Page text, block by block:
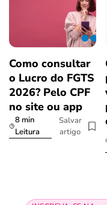
Como consultar
o Lucro do FGTS
2026? Pelo CPF
no site ou app
8 min
Leitura
Salvar
artigo